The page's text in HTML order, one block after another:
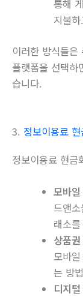
통해
지불
이러한 방식들
플랫폼을 선택하
습니다.
3. 정보이용료
정보이용료 현금
모바
드앤
래소
상품
모바
는 방
디지